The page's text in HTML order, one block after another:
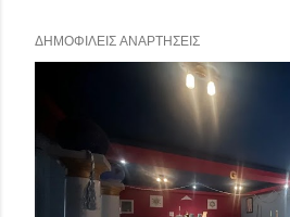
ΔΗΜΟΦΙΛΕΊΣ ΑΝΑΡΤΉΣΕΙΣ